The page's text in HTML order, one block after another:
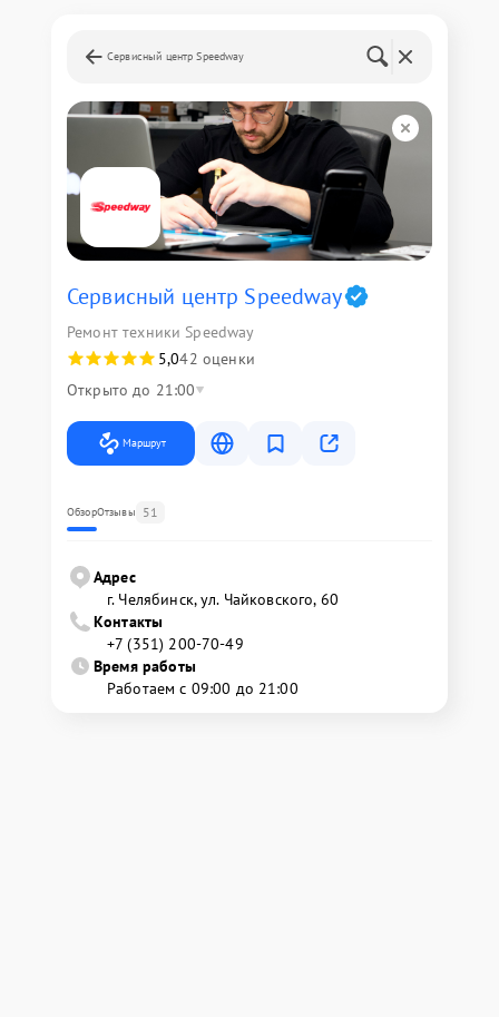
Сервисный центр Speedway
Сервисный центр Speedway
Ремонт техники Speedway
5,042 оценки
Открыто до 21:00
Маршрут
ОбзорОтзывы 51
Адрес
г. Челябинск, ул. Чайковского, 60
Контакты
+7 (351) 200-70-49
Время работы
Работаем с 09:00 до 21:00